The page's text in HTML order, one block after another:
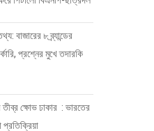
বাজারের ৮ ব্র্যান্ডের
প্রশ্নের মুখে তদারকি
তীব্র ক্ষোভ ঢাকার : ভারতের
প্রতিক্রিয়া